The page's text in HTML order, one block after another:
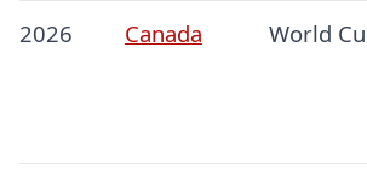
2026 Canada World